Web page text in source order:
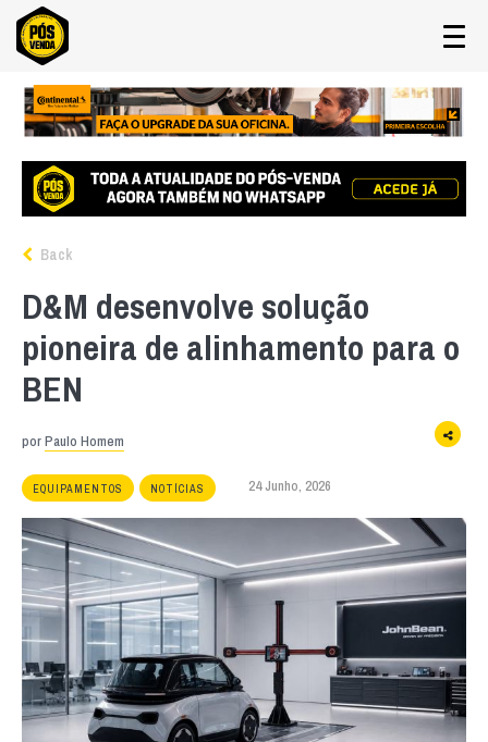
Back
D&M desenvolve solução
pioneira de alinhamento para o
BEN
porPaulo Homem
EQUIPAMENTOS NOTÍCIAS 24 Junho, 2026